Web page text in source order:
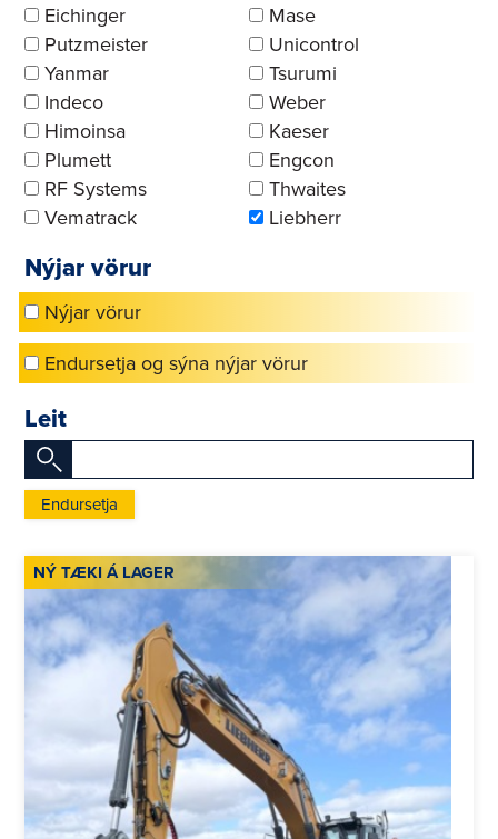
Eichinger
Mase
Putzmeister
Unicontrol
Yanmar
Tsurumi
Indeco
Weber
Himoinsa
Kaeser
Plumett
Engcon
RF Systems
Thwaites
Vematrack
Liebherr
Nýjar vörur
Nýjar vörur
Endursetja og sýna nýjar vörur
Leit
Endursetja
NÝ TÆKI Á LAGER